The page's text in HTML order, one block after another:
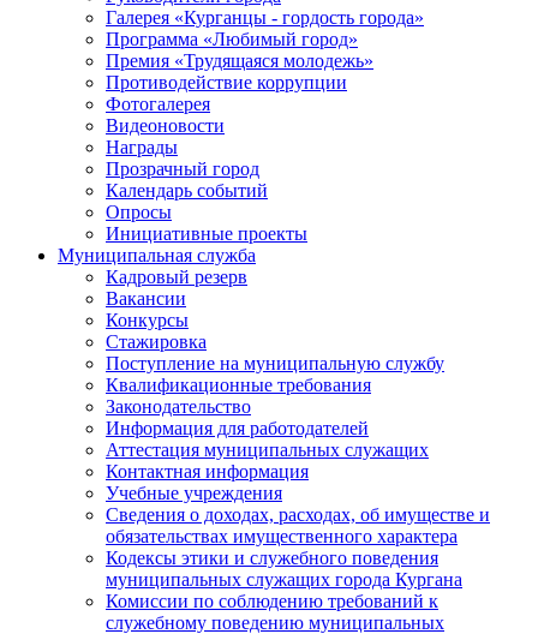
Галерея «Курганцы - гордость города»
Программа «Любимый город»
Премия «Трудящаяся молодежь»
Противодействие коррупции
Фотогалерея
Видеоновости
Награды
Прозрачный город
Календарь событий
Опросы
Инициативные проекты
Муниципальная служба
Кадровый резерв
Вакансии
Конкурсы
Стажировка
Поступление на муниципальную службу
Квалификационные требования
Законодательство
Информация для работодателей
Аттестация муниципальных служащих
Контактная информация
Учебные учреждения
Сведения о доходах, расходах, об имуществе и
обязательствах имущественного характера
Кодексы этики и служебного поведения
муниципальных служащих города Кургана
Комиссии по соблюдению требований к
служебному поведению муниципальных